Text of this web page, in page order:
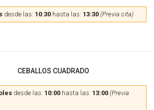
desde las: 10:30 hasta las: 13:30 (Previa cita)
CEBALLOS CUADRADO
desde las: 10:00 hasta las: 13:00 (Previa